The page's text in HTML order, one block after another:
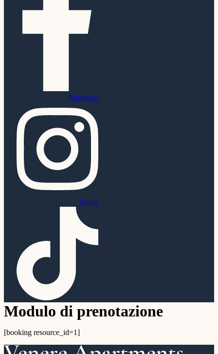
Instagram
Tiktok
Modulo di prenotazione
[booking resource_id=1]